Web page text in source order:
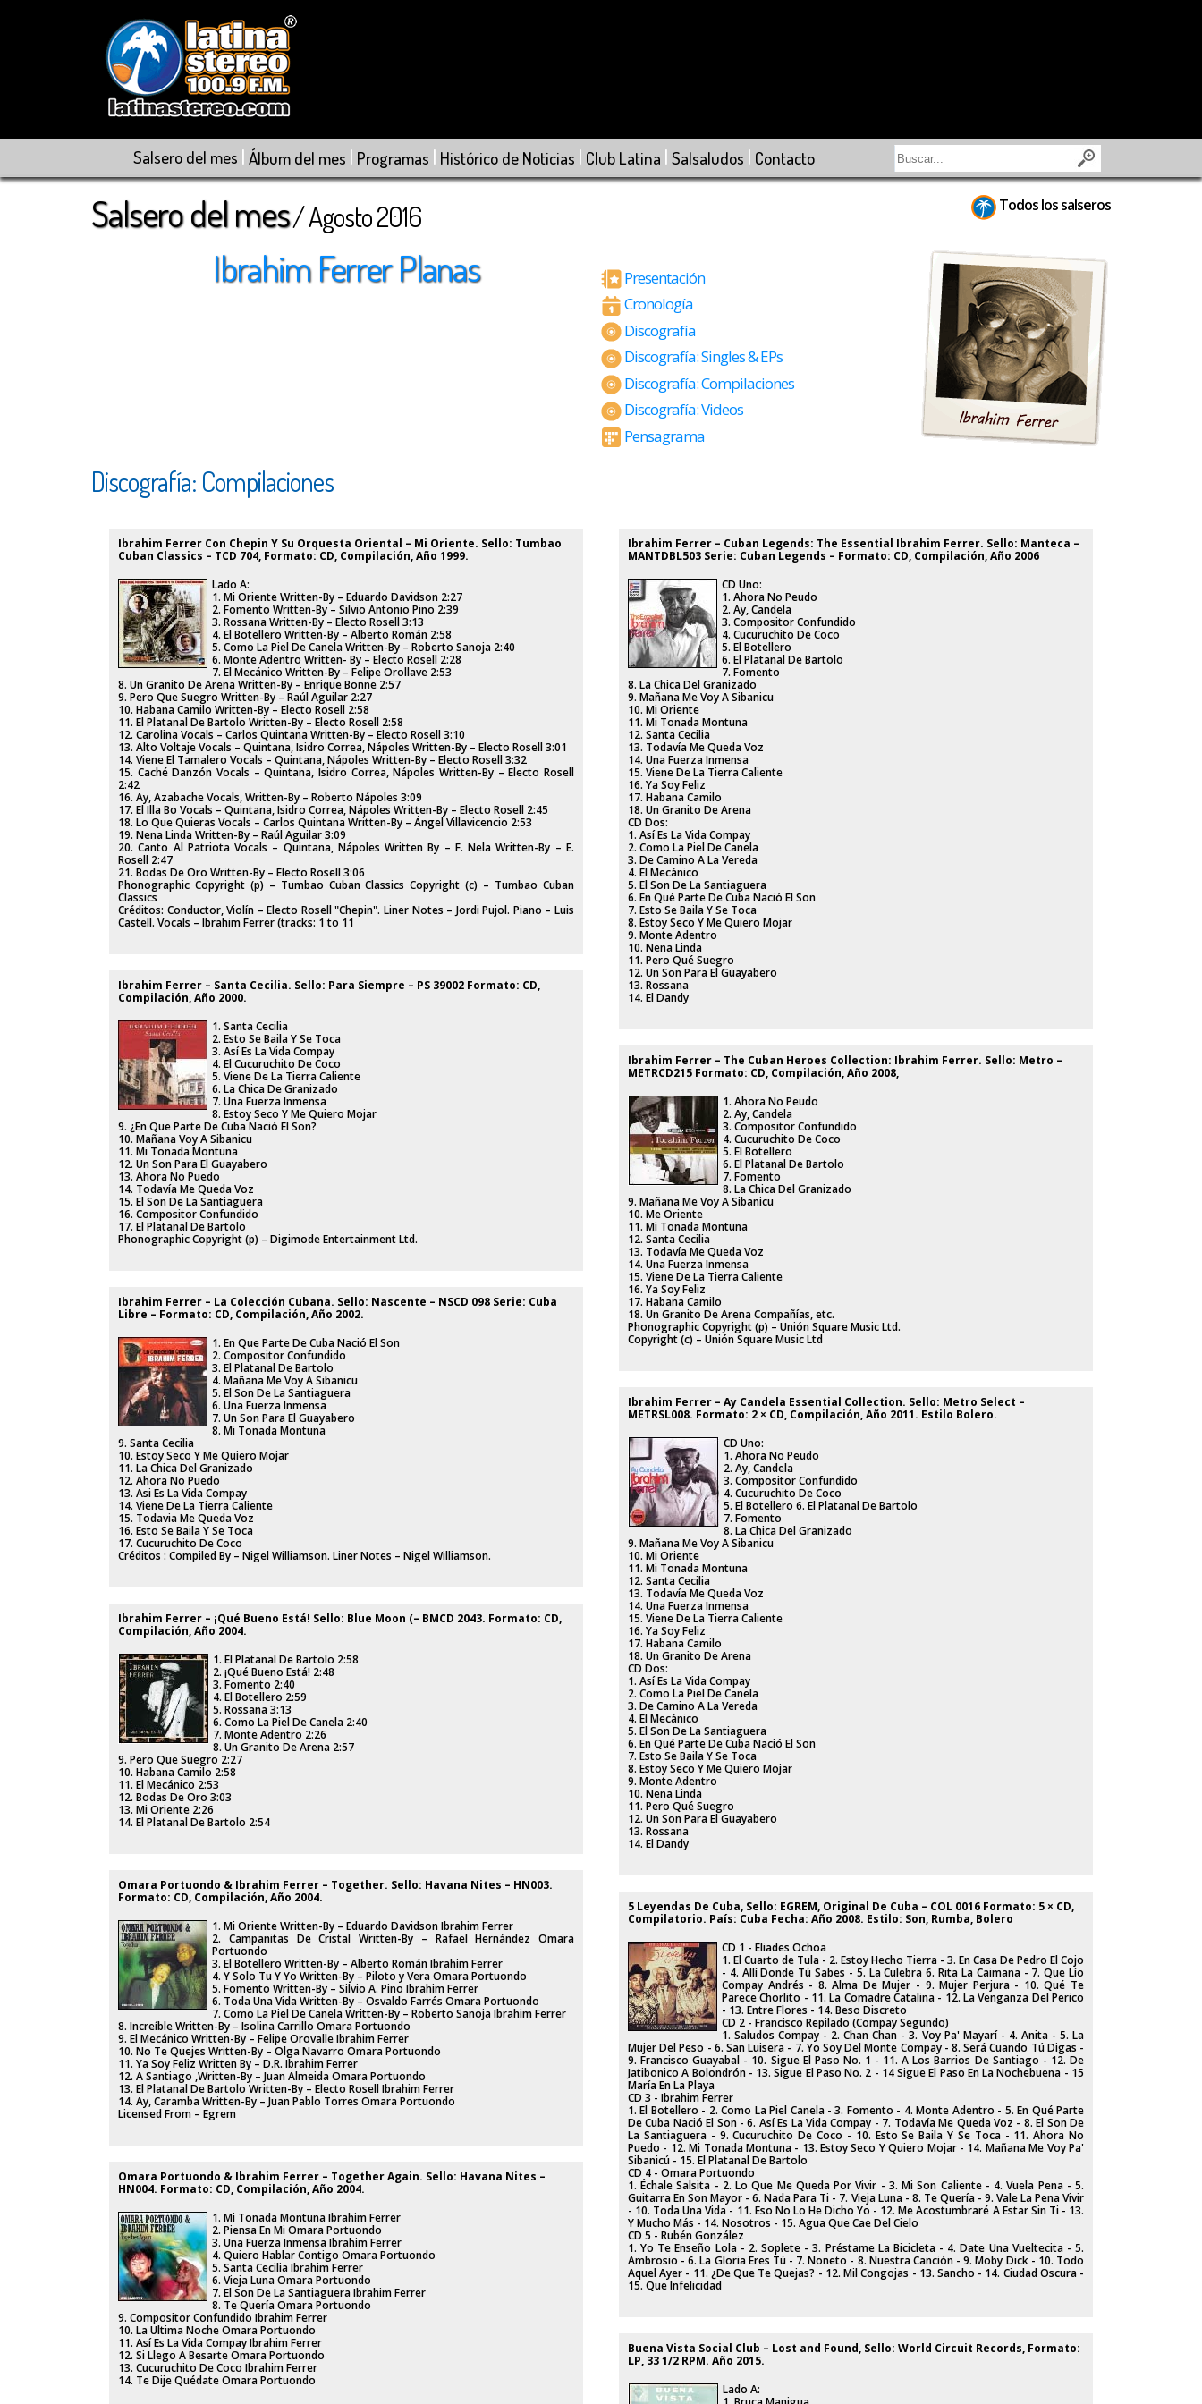
Salsero del mes | Álbum del mes | Programas | Histórico de Noticias | Club Latina | Salsaludos | Contacto
Salsero del mes/ Agosto 2016 Todos los salseros
Ibrahim Ferrer Planas
Presentación
Cronología
Discografía
Discografía: Singles & EPs
Discografía: Compilaciones
Discografía: Videos
Pensagrama
Discografía: Compilaciones
Ibrahim Ferrer Con Chepin Y Su Orquesta Oriental ‎– Mi Oriente. Sello: Tumbao
Cuban Classics ‎– TCD 704, Formato: CD, Compilación, Año 1999.
Lado A:
1. Mi Oriente Written-By – Eduardo Davidson 2:27
2. Fomento Written-By – Silvio Antonio Pino 2:39
3. Rossana Written-By – Electo Rosell 3:13
4. El Botellero Written-By – Alberto Román 2:58
5. Como La Piel De Canela Written-By – Roberto Sanoja 2:40
6. Monte Adentro Written- By – Electo Rosell 2:28
7. El Mecánico Written-By – Felipe Orollave 2:53
8. Un Granito De Arena Written-By – Enrique Bonne 2:57
9. Pero Que Suegro Written-By – Raúl Aguilar 2:27
10. Habana Camilo Written-By – Electo Rosell 2:58
11. El Platanal De Bartolo Written-By – Electo Rosell 2:58
12. Carolina Vocals – Carlos Quintana Written-By – Electo Rosell 3:10
13. Alto Voltaje Vocals – Quintana, Isidro Correa, Nápoles Written-By – Electo Rosell 3:01
14. Viene El Tamalero Vocals – Quintana, Nápoles Written-By – Electo Rosell 3:32
15. Caché Danzón Vocals – Quintana, Isidro Correa, Nápoles Written-By – Electo Rosell
2:42
16. Ay, Azabache Vocals, Written-By – Roberto Nápoles 3:09
17. El Illa Bo Vocals – Quintana, Isidro Correa, Nápoles Written-By – Electo Rosell 2:45
18. Lo Que Quieras Vocals – Carlos Quintana Written-By – Ángel Villavicencio 2:53
19. Nena Linda Written-By – Raúl Aguilar 3:09
20. Canto Al Patriota Vocals – Quintana, Nápoles Written By – F. Nela Written-By – E.
Rosell 2:47
21. Bodas De Oro Written-By – Electo Rosell 3:06
Phonographic Copyright (p) – Tumbao Cuban Classics Copyright (c) – Tumbao Cuban
Classics
Créditos: Conductor, Violín – Electo Rosell "Chepin". Liner Notes – Jordi Pujol. Piano – Luis
Castell. Vocals – Ibrahim Ferrer (tracks: 1 to 11
Ibrahim Ferrer ‎– Santa Cecilia. Sello: Para Siempre ‎– PS 39002 Formato: CD,
Compilación, Año 2000.
1. Santa Cecilia
2. Esto Se Baila Y Se Toca
3. Así Es La Vida Compay
4. El Cucuruchito De Coco
5. Viene De La Tierra Caliente
6. La Chica De Granizado
7. Una Fuerza Inmensa
8. Estoy Seco Y Me Quiero Mojar
9. ¿En Que Parte De Cuba Nació El Son?
10. Mañana Voy A Sibanicu
11. Mi Tonada Montuna
12. Un Son Para El Guayabero
13. Ahora No Puedo
14. Todavía Me Queda Voz
15. El Son De La Santiaguera
16. Compositor Confundido
17. El Platanal De Bartolo
Phonographic Copyright (p) – Digimode Entertainment Ltd.
Ibrahim Ferrer ‎– La Colección Cubana. Sello: Nascente ‎– NSCD 098 Serie: Cuba
Libre – Formato: CD, Compilación, Año 2002.
1. En Que Parte De Cuba Nació El Son
2. Compositor Confundido
3. El Platanal De Bartolo
4. Mañana Me Voy A Sibanicu
5. El Son De La Santiaguera
6. Una Fuerza Inmensa
7. Un Son Para El Guayabero
8. Mi Tonada Montuna
9. Santa Cecilia
10. Estoy Seco Y Me Quiero Mojar
11. La Chica Del Granizado
12. Ahora No Puedo
13. Asi Es La Vida Compay
14. Viene De La Tierra Caliente
15. Todavia Me Queda Voz
16. Esto Se Baila Y Se Toca
17. Cucuruchito De Coco
Créditos : Compiled By – Nigel Williamson. Liner Notes – Nigel Williamson.
Ibrahim Ferrer ‎– ¡Qué Bueno Está! Sello: Blue Moon (– BMCD 2043. Formato: CD,
Compilación, Año 2004.
1. El Platanal De Bartolo 2:58
2. ¡Qué Bueno Está! 2:48
3. Fomento 2:40
4. El Botellero 2:59
5. Rossana 3:13
6. Como La Piel De Canela 2:40
7. Monte Adentro 2:26
8. Un Granito De Arena 2:57
9. Pero Que Suegro 2:27
10. Habana Camilo 2:58
11. El Mecánico 2:53
12. Bodas De Oro 3:03
13. Mi Oriente 2:26
14. El Platanal De Bartolo 2:54
Omara Portuondo & Ibrahim Ferrer ‎– Together. Sello: Havana Nites ‎– HN003.
Formato: CD, Compilación, Año 2004.
1. Mi Oriente Written-By – Eduardo Davidson Ibrahim Ferrer
2. Campanitas De Cristal Written-By – Rafael Hernández Omara
Portuondo
3. El Botellero Written-By – Alberto Román Ibrahim Ferrer
4. Y Solo Tu Y Yo Written-By – Piloto y Vera Omara Portuondo
5. Fomento Written-By – Silvio A. Pino Ibrahim Ferrer
6. Toda Una Vida Written-By – Osvaldo Farrés Omara Portuondo
7. Como La Piel De Canela Written-By – Roberto Sanoja Ibrahim Ferrer
8. Increíble Written-By – Isolina Carrillo Omara Portuondo
9. El Mecánico Written-By – Felipe Orovalle Ibrahim Ferrer
10. No Te Quejes Written-By – Olga Navarro Omara Portuondo
11. Ya Soy Feliz Written By – D.R. Ibrahim Ferrer
12. A Santiago ,Written-By – Juan Almeida Omara Portuondo
13. El Platanal De Bartolo Written-By – Electo Rosell Ibrahim Ferrer
14. Ay, Caramba Written-By – Juan Pablo Torres Omara Portuondo
Licensed From – Egrem
Omara Portuondo & Ibrahim Ferrer ‎– Together Again. Sello: Havana Nites ‎–
HN004. Formato: CD, Compilación, Año 2004.
1. Mi Tonada Montuna Ibrahim Ferrer
2. Piensa En Mi Omara Portuondo
3. Una Fuerza Inmensa Ibrahim Ferrer
4. Quiero Hablar Contigo Omara Portuondo
5. Santa Cecilia Ibrahim Ferrer
6. Vieja Luna Omara Portuondo
7. El Son De La Santiaguera Ibrahim Ferrer
8. Te Quería Omara Portuondo
9. Compositor Confundido Ibrahim Ferrer
10. La Ultima Noche Omara Portuondo
11. Así Es La Vida Compay Ibrahim Ferrer
12. Si Llego A Besarte Omara Portuondo
13. Cucuruchito De Coco Ibrahim Ferrer
14. Te Dije Quédate Omara Portuondo
Ibrahim Ferrer ‎– Cuban Legends: The Essential Ibrahim Ferrer. Sello: Manteca ‎–
MANTDBL503 Serie: Cuban Legends – Formato: CD, Compilación, Año 2006
CD Uno:
1. Ahora No Peudo
2. Ay, Candela
3. Compositor Confundido
4. Cucuruchito De Coco
5. El Botellero
6. El Platanal De Bartolo
7. Fomento
8. La Chica Del Granizado
9. Mañana Me Voy A Sibanicu
10. Mi Oriente
11. Mi Tonada Montuna
12. Santa Cecilia
13. Todavía Me Queda Voz
14. Una Fuerza Inmensa
15. Viene De La Tierra Caliente
16. Ya Soy Feliz
17. Habana Camilo
18. Un Granito De Arena
CD Dos:
1. Así Es La Vida Compay
2. Como La Piel De Canela
3. De Camino A La Vereda
4. El Mecánico
5. El Son De La Santiaguera
6. En Qué Parte De Cuba Nació El Son
7. Esto Se Baila Y Se Toca
8. Estoy Seco Y Me Quiero Mojar
9. Monte Adentro
10. Nena Linda
11. Pero Qué Suegro
12. Un Son Para El Guayabero
13. Rossana
14. El Dandy
Ibrahim Ferrer ‎– The Cuban Heroes Collection: Ibrahim Ferrer. Sello: Metro ‎–
METRCD215 Formato: CD, Compilación, Año 2008,
1. Ahora No Peudo
2. Ay, Candela
3. Compositor Confundido
4. Cucuruchito De Coco
5. El Botellero
6. El Platanal De Bartolo
7. Fomento
8. La Chica Del Granizado
9. Mañana Me Voy A Sibanicu
10. Me Oriente
11. Mi Tonada Montuna
12. Santa Cecilia
13. Todavía Me Queda Voz
14. Una Fuerza Inmensa
15. Viene De La Tierra Caliente
16. Ya Soy Feliz
17. Habana Camilo
18. Un Granito De Arena Compañías, etc.
Phonographic Copyright (p) – Unión Square Music Ltd.
Copyright (c) – Unión Square Music Ltd
Ibrahim Ferrer ‎– Ay Candela Essential Collection. Sello: Metro Select ‎–
METRSL008. Formato: 2 × CD, Compilación, Año 2011. Estilo Bolero.
CD Uno:
1. Ahora No Peudo
2. Ay, Candela
3. Compositor Confundido
4. Cucuruchito De Coco
5. El Botellero 6. El Platanal De Bartolo
7. Fomento
8. La Chica Del Granizado
9. Mañana Me Voy A Sibanicu
10. Mi Oriente
11. Mi Tonada Montuna
12. Santa Cecilia
13. Todavía Me Queda Voz
14. Una Fuerza Inmensa
15. Viene De La Tierra Caliente
16. Ya Soy Feliz
17. Habana Camilo
18. Un Granito De Arena
CD Dos:
1. Así Es La Vida Compay
2. Como La Piel De Canela
3. De Camino A La Vereda
4. El Mecánico
5. El Son De La Santiaguera
6. En Qué Parte De Cuba Nació El Son
7. Esto Se Baila Y Se Toca
8. Estoy Seco Y Me Quiero Mojar
9. Monte Adentro
10. Nena Linda
11. Pero Qué Suegro
12. Un Son Para El Guayabero
13. Rossana
14. El Dandy
5 Leyendas De Cuba, Sello: EGREM, Original De Cuba ‎– COL 0016 Formato: 5 × CD,
Compilatorio. País: Cuba Fecha: Año 2008. Estilo: Son, Rumba, Bolero
CD 1 - Eliades Ochoa
1. El Cuarto de Tula - 2. Estoy Hecho Tierra - 3. En Casa De Pedro El Cojo
- 4. Allí Donde Tú Sabes - 5. La Culebra 6. Rita La Caimana - 7. Que Lío
Compay Andrés - 8. Alma De Mujer - 9. Mujer Perjura - 10. Qué Te
Parece Chorlito - 11. La Comadre Catalina - 12. La Venganza Del Perico
- 13. Entre Flores - 14. Beso Discreto
CD 2 - Francisco Repilado (Compay Segundo)
1. Saludos Compay - 2. Chan Chan - 3. Voy Pa' Mayarí - 4. Anita - 5. La
Mujer Del Peso - 6. San Luisera - 7. Yo Soy Del Monte Compay - 8. Será Cuando Tú Digas -
9. Francisco Guayabal - 10. Sigue El Paso No. 1 - 11. A Los Barrios De Santiago - 12. De
Jatibonico A Bolondrón - 13. Sigue El Paso No. 2 - 14 Sigue El Paso En La Nochebuena - 15
María En La Playa
CD 3 - Ibrahim Ferrer
1. El Botellero - 2. Como La Piel Canela - 3. Fomento - 4. Monte Adentro - 5. En Qué Parte
De Cuba Nació El Son - 6. Así Es La Vida Compay - 7. Todavía Me Queda Voz - 8. El Son De
La Santiaguera - 9. Cucuruchito De Coco - 10. Esto Se Baila Y Se Toca - 11. Ahora No
Puedo - 12. Mi Tonada Montuna - 13. Estoy Seco Y Quiero Mojar - 14. Mañana Me Voy Pa'
Sibanicú - 15. El Platanal De Bartolo
CD 4 - Omara Portuondo
1. Échale Salsita - 2. Lo Que Me Queda Por Vivir - 3. Mi Son Caliente - 4. Vuela Pena - 5.
Guitarra En Son Mayor - 6. Nada Para Ti - 7. Vieja Luna - 8. Te Quería - 9. Vale La Pena Vivir
- 10. Toda Una Vida - 11. Eso No Lo He Dicho Yo - 12. Me Acostumbraré A Estar Sin Ti - 13.
Y Mucho Más - 14. Nosotros - 15. Agua Que Cae Del Cielo
CD 5 - Rubén González
1. Yo Te Enseño Lola - 2. Soplete - 3. Préstame La Bicicleta - 4. Date Una Vueltecita - 5.
Ambrosio - 6. La Gloria Eres Tú - 7. Noneto - 8. Nuestra Canción - 9. Moby Dick - 10. Todo
Aquel Ayer - 11. ¿De Que Te Quejas? - 12. Mil Congojas - 13. Sancho - 14. Ciudad Oscura -
15. Que Infelicidad
Buena Vista Social Club – Lost and Found, Sello: World Circuit Records, Formato:
LP, 33 1/2 RPM. Año 2015.
Lado A: